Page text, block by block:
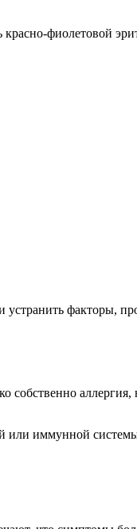
красно-фиолетовой
устранить факторы,
собственно
или иммунной